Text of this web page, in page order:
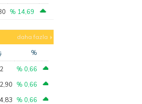
% 14,69
daha fazla
%
% 0,66
% 0,66
% 0,66